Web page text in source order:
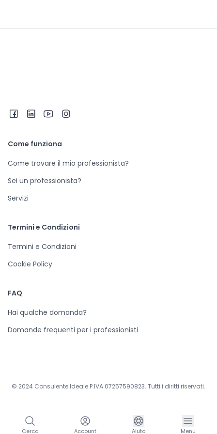
Cerca Account Aiuto Menu
Come funziona
Come trovare il mio professionista?
Sei un professionista?
Servizi
Termini e Condizioni
Termini e Condizioni
Cookie Policy
FAQ
Hai qualche domanda?
Domande frequenti per i professionisti
© 2024 Consulente Ideale P.IVA 07257590823. Tutti i diritti riservati.